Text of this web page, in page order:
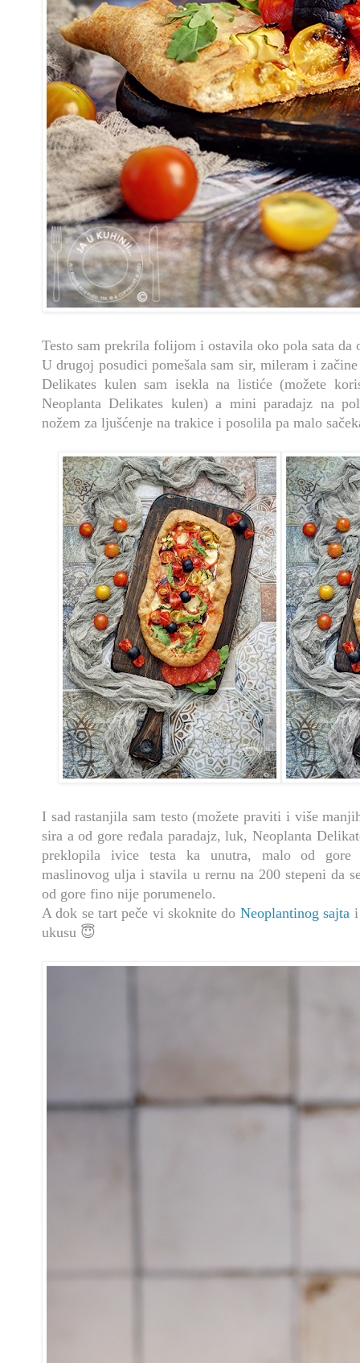
Testo sam prekrila folijom i ostavila oko pola sata da
U drugoj posudici pomešala sam sir, mileram i
Delikates kulen sam isekla na listiće (možete
Neoplanta Delikates kulen) a mini paradajz na
nožem za ljušćenje na trakice i posolila pa malo
I sad rastanjila sam testo (možete praviti i više
sira a od gore ređala paradajz, luk, Neoplanta
preklopila ivice testa ka unutra, malo od gore
maslinovog ulja i stavila u rernu na 200 stepeni da
od gore fino nije porumenelo.
A dok se tart peče vi skoknite do Neoplantinog sajta i
ukusu 😇